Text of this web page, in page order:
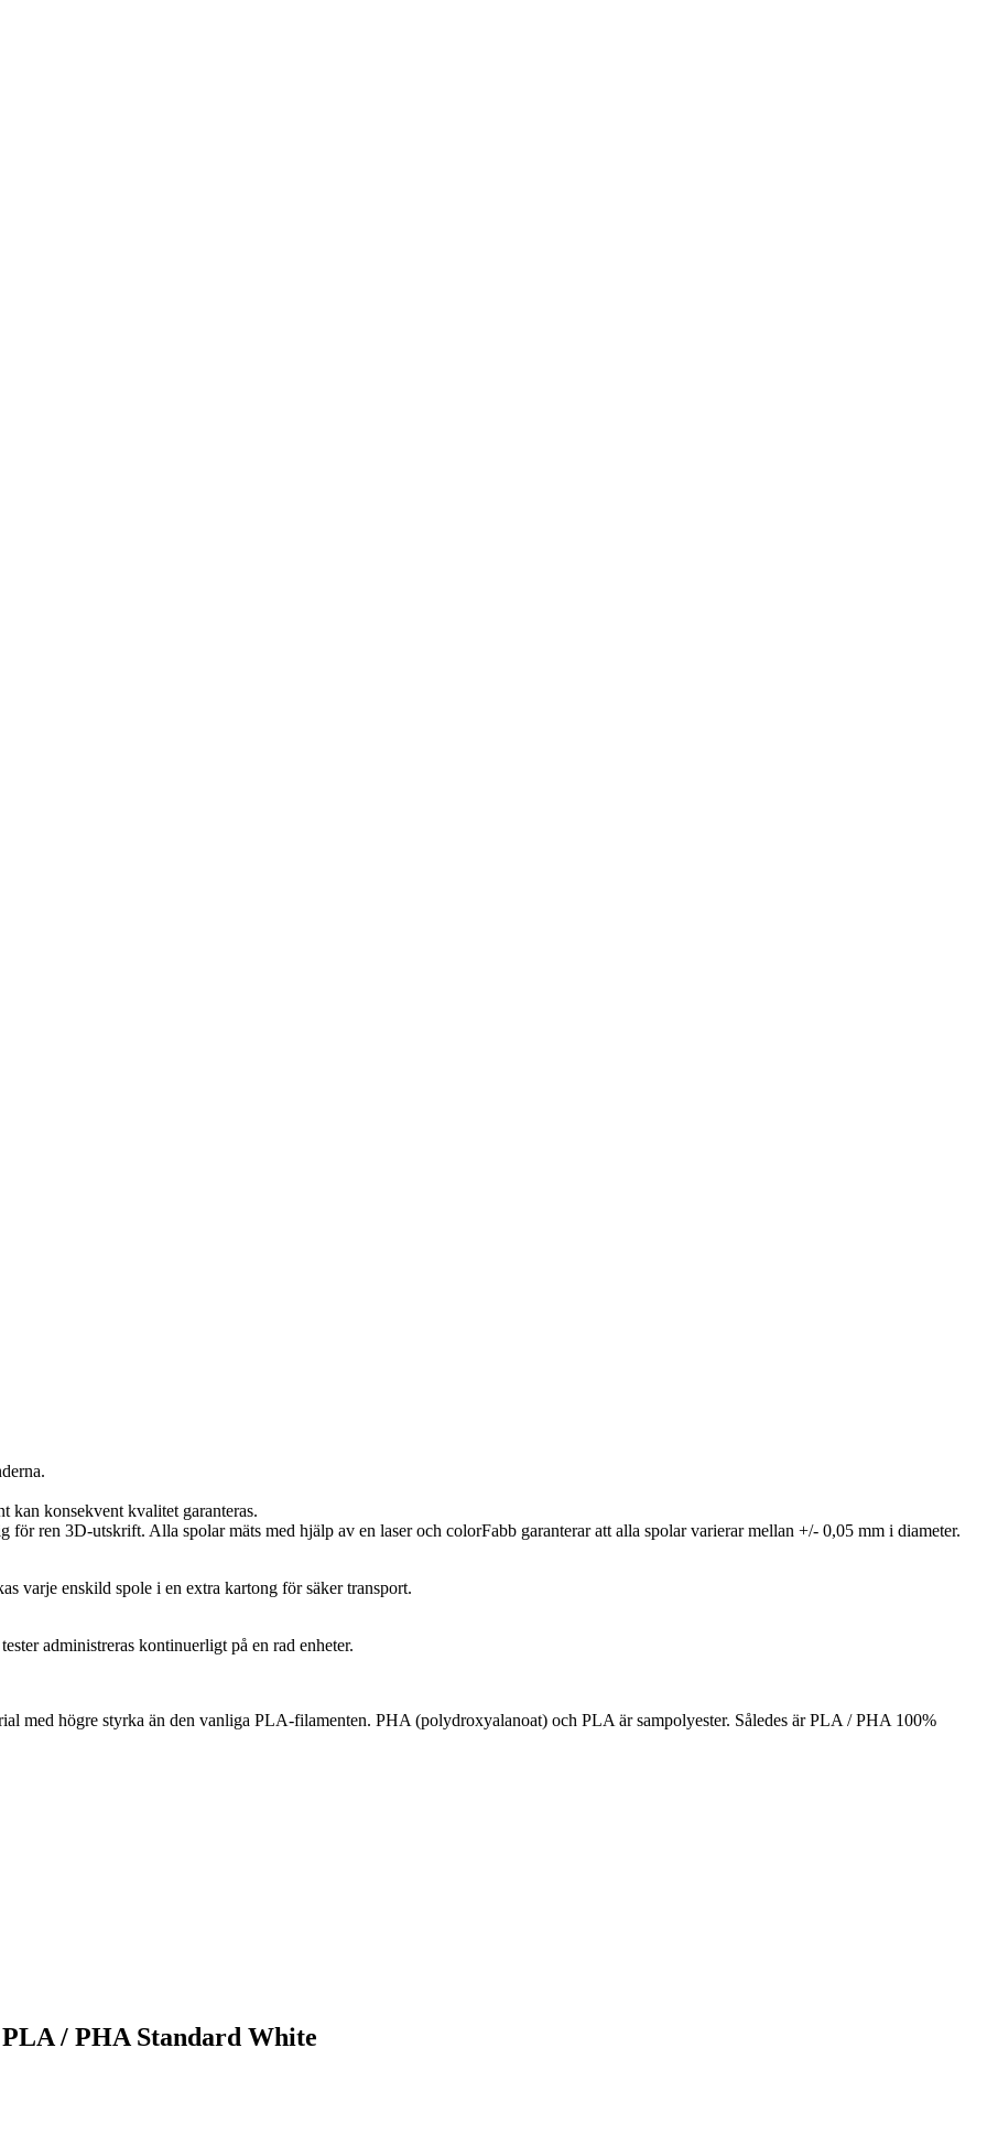
kan konsekvent kvalitet garanteras.
ren 3D-utskrift. Alla spolar mäts med hjälp av en laser och colorFabb garanterar att alla spolar varierar mellan +/- 0,05 mm i diameter.
varje enskild spole i en extra kartong för säker transport.
administreras kontinuerligt på en rad enheter.
med högre styrka än den vanliga PLA-filamenten. PHA (polydroxyalanoat) och PLA är sampolyester. Således är PLA / PHA 100%
/ PHA Standard White